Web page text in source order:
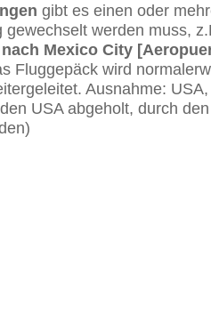
gibt es einen oder
gewechselt werden muss,
Mexico City
Fluggepäck wird
Ausnahme:
USA abgeholt, durch